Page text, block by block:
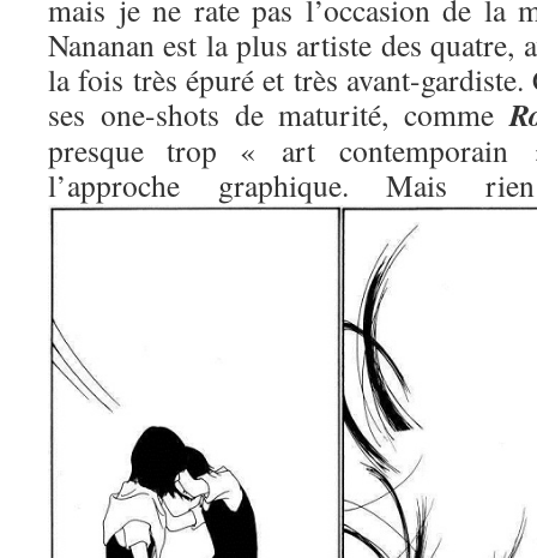
mais je ne rate pas l’occasion de la
Nananan est la plus artiste des quatre,
la fois très épuré et très avant-
ses one-shots de maturité, comme
presque trop « art contemporain
l’approche graphique. Mais